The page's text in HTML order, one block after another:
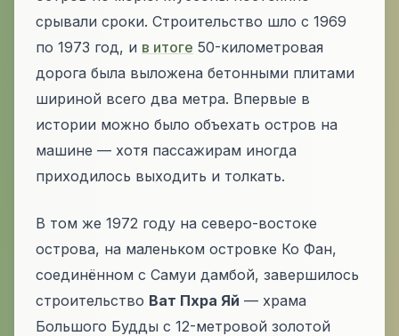
срывали сроки. Строительство шло с 1969
по 1973 год, и в итоге 50-километровая
дорога была выложена бетонными плитами
шириной всего два метра. Впервые в
истории можно было объехать остров на
машине — хотя пассажирам иногда
приходилось выходить и толкать.
В том же 1972 году на северо-востоке
острова, на маленьком островке Ко Фан,
соединённом с Самуи дамбой, завершилось
строительство Ват Пхра Яй — храма
Большого Будды с 12-метровой золотой